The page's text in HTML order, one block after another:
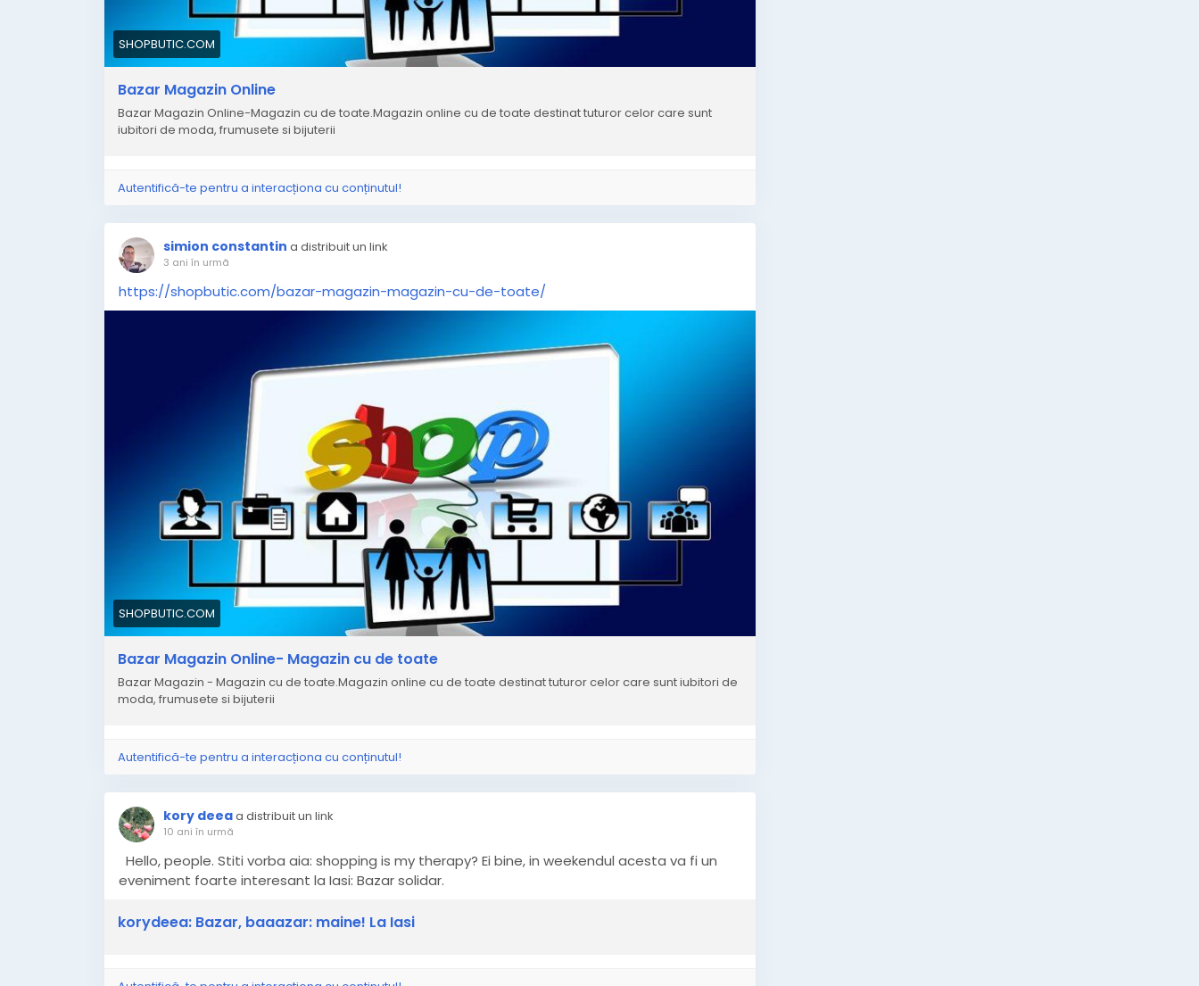
SHOPBUTIC.COM
Bazar Magazin Online
Bazar Magazin Online-Magazin cu de toate.Magazin online cu de toate destinat tuturor celor care sunt
iubitori de moda, frumusete si bijuterii
Autentifică-te pentru a interacționa cu conținutul!
simion constantin a distribuit un link
3 ani în urmă
https://shopbutic.com/bazar-magazin-magazin-cu-de-toate/
SHOPBUTIC.COM
Bazar Magazin Online- Magazin cu de toate
Bazar Magazin - Magazin cu de toate.Magazin online cu de toate destinat tuturor celor care sunt iubitori de
moda, frumusete si bijuterii
Autentifică-te pentru a interacționa cu conținutul!
kory deeaa distribuit un link
10 ani în urmă
Hello, people. Stiti vorba aia: shopping is my therapy? Ei bine, in weekendul acesta va fi un
eveniment foarte interesant la Iasi: Bazar solidar.
korydeea: Bazar, baaazar: maine! La Iasi